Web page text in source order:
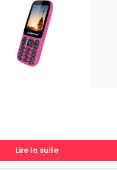
Lire la suite